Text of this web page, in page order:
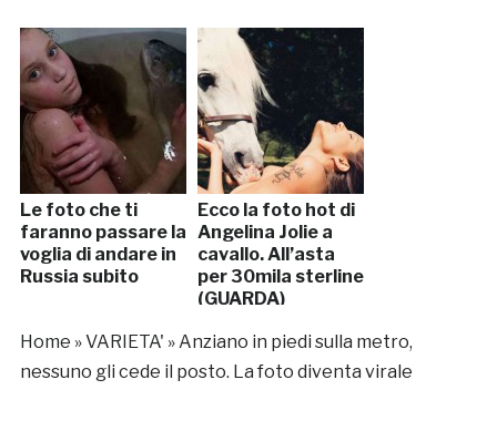
Le foto che ti
faranno passare la
voglia di andare in
Russia subito
Ecco la foto hot di
Angelina Jolie a
cavallo. All’asta
per 30mila sterline
(GUARDA)
Home »VARIETA' »Anziano in piedi sulla metro,
nessuno gli cede il posto. La foto diventa virale